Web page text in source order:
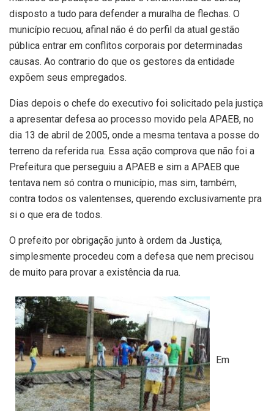
disposto a tudo para defender a muralha de flechas. O
município recuou, afinal não é do perfil da atual gestão
pública entrar em conflitos corporais por determinadas
causas. Ao contrario do que os gestores da entidade
expõem seus empregados.
Dias depois o chefe do executivo foi solicitado pela justiça
a apresentar defesa ao processo movido pela APAEB, no
dia 13 de abril de 2005, onde a mesma tentava a posse do
terreno da referida rua. Essa ação comprova que não foi a
Prefeitura que perseguiu a APAEB e sim a APAEB que
tentava nem só contra o município, mas sim, também,
contra todos os valentenses, querendo exclusivamente pra
si o que era de todos.
O prefeito por obrigação junto à ordem da Justiça,
simplesmente procedeu com a defesa que nem precisou
de muito para provar a existência da rua.
Em